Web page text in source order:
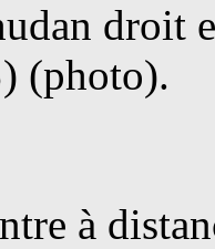
droit
(photo).
à